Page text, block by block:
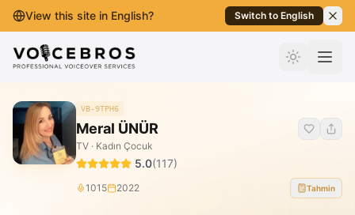
View this site in English? Switch to English
İçeriğe Geç
VB-9TPH6
Meral ÜNÜR
TV · Kadın Çocuk
5.0(117)
1015 2022 Tahmin